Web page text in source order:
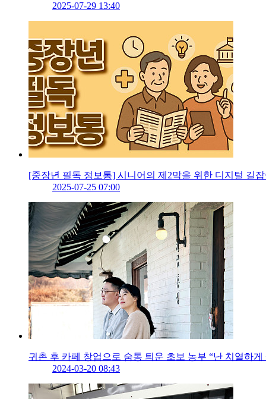
2025-07-29 13:40
[중장년 필독 정보통] 시니어의 제2막을 위한 디지털 길
2025-07-25 07:00
귀촌 후 카페 창업으로 숨통 틔운 초보 농부 “난 치열하게
2024-03-20 08:43